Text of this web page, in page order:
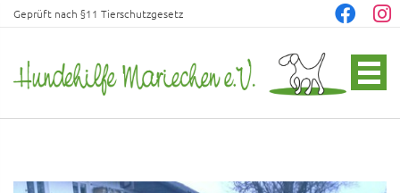
Geprüft nach §11 Tierschutzgesetz